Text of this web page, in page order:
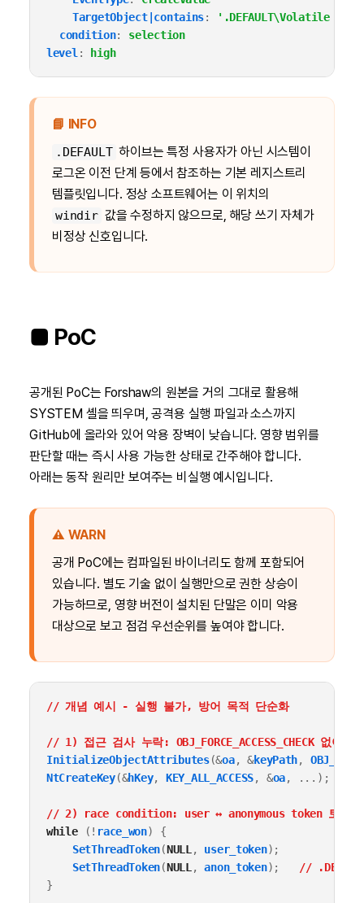
TargetObject|contains:
'.DEFAULT\Volatile
condition:
selection
level : high
📘 INFO
.DEFAULT 하이브는 특정 사용자가 아닌 시스템이
로그온 이전 단계 등에서 참조하는 기본 레지스트리
템플릿입니다. 정상 소프트웨어는 이 위치의
windir 값을 수정하지 않으므로, 해당 쓰기 자체가
비정상 신호입니다.
■ PoC
공개된 PoC는 Forshaw의 원본을 거의 그대로 활용해
SYSTEM 셸을 띄우며, 공격용 실행 파일과 소스까지
GitHub에 올라와 있어 악용 장벽이 낮습니다. 영향 범위를
판단할 때는 즉시 사용 가능한 상태로 간주해야 합니다.
아래는 동작 원리만 보여주는 비실행 예시입니다.
⚠️ WARN
공개 PoC에는 컴파일된 바이너리도 함께 포함되어
있습니다. 별도 기술 없이 실행만으로 권한 상승이
가능하므로, 영향 버전이 설치된 단말은 이미 악용
대상으로 보고 점검 우선순위를 높여야 합니다.
// 개념 예시 - 실행 불가, 방어 목적 단순화
// 1) 접근 검사 누락: OBJ_FORCE_ACCESS_CHECK 없이
InitializeObjectAttributes(&oa, &keyPath,
NtCreateKey(&hKey, KEY_ALL_ACCESS, &oa, ... );
// 2) race condition: user ↔ anonymous token 토글로
while
( ! race_won)
{
SetThreadToken(NULL , user_token);
SetThreadToken(NULL , anon_token);
//
}